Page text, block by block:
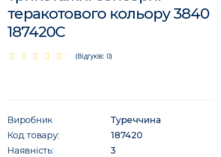
теракотового кольору 3840
187420C
(Відгуків: 0)
Виробник
Туреччина
Код товару:
187420
Наявність:
3